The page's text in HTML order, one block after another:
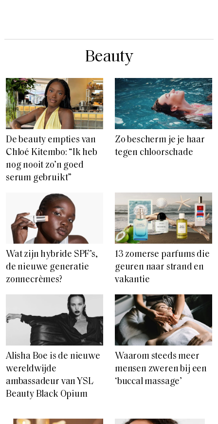
Beauty
De beauty empties van
Chloé Kitembo: “Ik heb
nog nooit zo’n goed
serum gebruikt”
Zo bescherm je je haar
tegen chloorschade
Wat zijn hybride SPF’s,
de nieuwe generatie
zonnecrèmes?
13 zomerse parfums die
geuren naar strand en
vakantie
Alisha Boe is de nieuwe
wereldwijde
ambassadeur van YSL
Beauty Black Opium
Waarom steeds meer
mensen zweren bij een
‘buccal massage’